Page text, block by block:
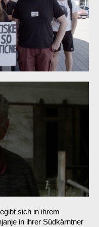
sich in ihrem
in ihrer Südkärntner